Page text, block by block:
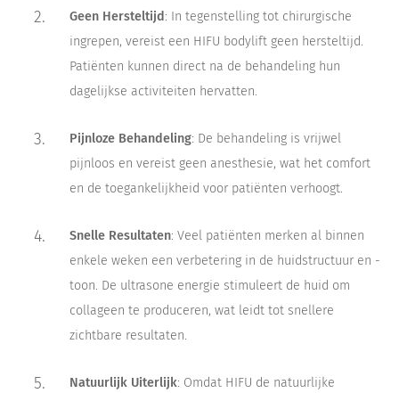
Geen Hersteltijd : In tegenstelling tot chirurgische
ingrepen, vereist een HIFU bodylift geen hersteltijd.
Patiënten kunnen direct na de behandeling hun
dagelijkse activiteiten hervatten.
Pijnloze Behandeling: De behandeling is vrijwel
pijnloos en vereist geen anesthesie, wat het comfort
en de toegankelijkheid voor patiënten verhoogt.
Snelle Resultaten: Veel patiënten merken al binnen
enkele weken een verbetering in de huidstructuur en -
toon. De ultrasone energie stimuleert de huid om
collageen te produceren, wat leidt tot snellere
zichtbare resultaten.
Natuurlijk Uiterlijk: Omdat HIFU de natuurlijke